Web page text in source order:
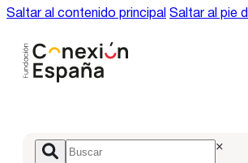
Saltar al contenido principal Saltar al pie
×